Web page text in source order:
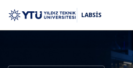
LABSİS